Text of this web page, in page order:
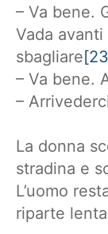
– Va bene.
Vada
sbagliare
– Va bene.
–
La donna
stradina e
L’uomo
riparte